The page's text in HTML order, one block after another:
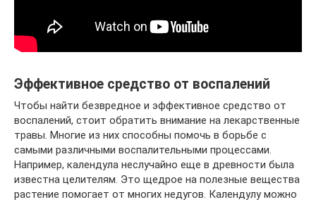
Эффективное средство от воспалений
Чтобы найти безвредное и эффективное средство от
воспалений, стоит обратить внимание на лекарственные
травы. Многие из них способны помочь в борьбе с
самыми различными воспалительными процессами.
Например, календула неслучайно еще в древности была
известна целителям. Это щедрое на полезные вещества
растение помогает от многих недугов. Календулу можно